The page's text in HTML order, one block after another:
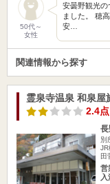
50代～
女性
安曇野観光
ました。 穂
安…
関連情報から探す
霊泉寺温泉 和泉屋
2.4点
長
別
JR
田
営
入